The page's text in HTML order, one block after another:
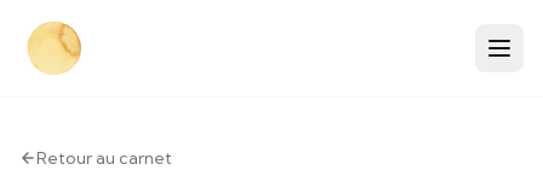
Retour au carnet